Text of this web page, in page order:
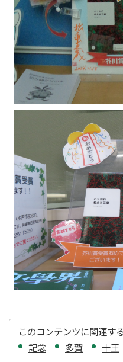
このコンテンツに関連す
記念
多賀 十王